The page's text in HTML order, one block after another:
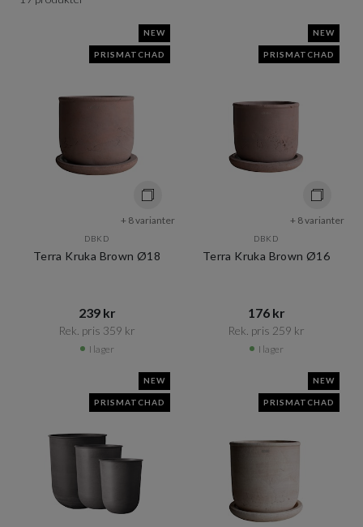
NEW
PRISMATCHAD
+ 8 varianter
DBKD
Terra Kruka Brown Ø18
239 kr​​
Rek. pris 359 kr​​
I lager
NEW
PRISMATCHAD
+ 8 varianter
DBKD
Terra Kruka Brown Ø16
176 kr​​
Rek. pris 259 kr​​
I lager
NEW
PRISMATCHAD
NEW
PRISMATCHAD